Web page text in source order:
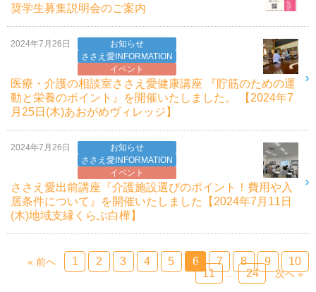
奨学生募集説明会のご案内
2024年7月26日
お知らせ
ささえ愛INFORMATION
イベント
医療・介護の相談室ささえ愛健康講座 『貯筋のための運
動と栄養のポイント』を開催いたしました。 【2024年7
月25日(木)あおがめヴィレッジ】
2024年7月26日
お知らせ
ささえ愛INFORMATION
イベント
ささえ愛出前講座『介護施設選びのポイント！費用や入
居条件について』を開催いたしました【2024年7月11日
(木)地域支縁くらぶ白樺】
« 前へ 1 2 3 4 5 6 7 8 9
10
11
… 24 次へ »